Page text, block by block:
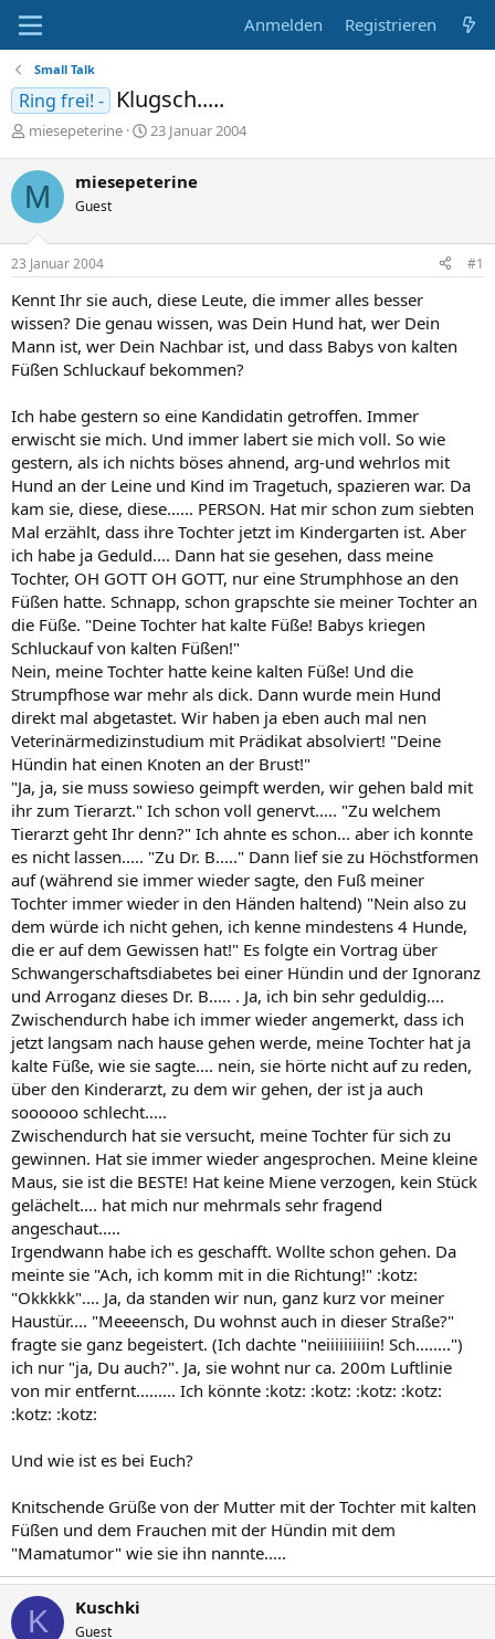
Anmelden Registrieren
Small Talk
Ring frei! - Klugsch.....
E
s
t
e
l
l
e
miesepeterine
E
t
l
m
23 Januar 2004
M miesepeterine
Guest
23 Januar 2004 #1
Kennt Ihr sie auch, diese Leute, die immer alles besser
wissen? Die genau wissen, was Dein Hund hat, wer Dein
Mann ist, wer Dein Nachbar ist, und dass Babys von kalten
Füßen Schluckauf bekommen?
Ich habe gestern so eine Kandidatin getroffen. Immer
erwischt sie mich. Und immer labert sie mich voll. So wie
gestern, als ich nichts böses ahnend, arg-und wehrlos mit
Hund an der Leine und Kind im Tragetuch, spazieren war. Da
kam sie, diese, diese...... PERSON. Hat mir schon zum siebten
Mal erzählt, dass ihre Tochter jetzt im Kindergarten ist. Aber
ich habe ja Geduld.... Dann hat sie gesehen, dass meine
Tochter, OH GOTT OH GOTT, nur eine Strumphhose an den
Füßen hatte. Schnapp, schon grapschte sie meiner Tochter an
die Füße. "Deine Tochter hat kalte Füße! Babys kriegen
Schluckauf von kalten Füßen!"
Nein, meine Tochter hatte keine kalten Füße! Und die
Strumpfhose war mehr als dick. Dann wurde mein Hund
direkt mal abgetastet. Wir haben ja eben auch mal nen
Veterinärmedizinstudium mit Prädikat absolviert! "Deine
Hündin hat einen Knoten an der Brust!"
"Ja, ja, sie muss sowieso geimpft werden, wir gehen bald mit
ihr zum Tierarzt." Ich schon voll genervt..... "Zu welchem
Tierarzt geht Ihr denn?" Ich ahnte es schon... aber ich konnte
es nicht lassen..... "Zu Dr. B....." Dann lief sie zu Höchstformen
auf (während sie immer wieder sagte, den Fuß meiner
Tochter immer wieder in den Händen haltend) "Nein also zu
dem würde ich nicht gehen, ich kenne mindestens 4 Hunde,
die er auf dem Gewissen hat!" Es folgte ein Vortrag über
Schwangerschaftsdiabetes bei einer Hündin und der Ignoranz
und Arroganz dieses Dr. B..... . Ja, ich bin sehr geduldig....
Zwischendurch habe ich immer wieder angemerkt, dass ich
jetzt langsam nach hause gehen werde, meine Tochter hat ja
kalte Füße, wie sie sagte.... nein, sie hörte nicht auf zu reden,
über den Kinderarzt, zu dem wir gehen, der ist ja auch
soooooo schlecht.....
Zwischendurch hat sie versucht, meine Tochter für sich zu
gewinnen. Hat sie immer wieder angesprochen. Meine kleine
Maus, sie ist die BESTE! Hat keine Miene verzogen, kein Stück
gelächelt.... hat mich nur mehrmals sehr fragend
angeschaut.....
Irgendwann habe ich es geschafft. Wollte schon gehen. Da
meinte sie "Ach, ich komm mit in die Richtung!" :kotz:
"Okkkkk".... Ja, da standen wir nun, ganz kurz vor meiner
Haustür.... "Meeeensch, Du wohnst auch in dieser Straße?"
fragte sie ganz begeistert. (Ich dachte "neiiiiiiiiiin! Sch........")
ich nur "ja, Du auch?". Ja, sie wohnt nur ca. 200m Luftlinie
von mir entfernt......... Ich könnte :kotz: :kotz: :kotz: :kotz:
:kotz: :kotz:
Und wie ist es bei Euch?
Knitschende Grüße von der Mutter mit der Tochter mit kalten
Füßen und dem Frauchen mit der Hündin mit dem
"Mamatumor" wie sie ihn nannte.....
K Kuschki
Guest